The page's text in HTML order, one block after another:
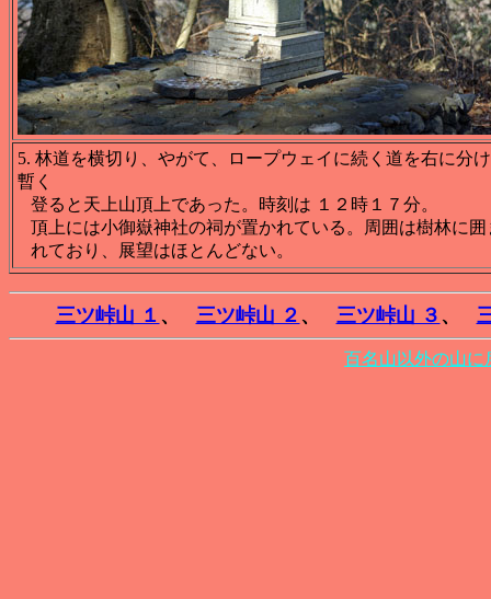
5. 林道を横切り、やがて、ロープウェイに続く道を右に分
暫く
登ると天上山頂上であった。時刻は １２時１７分。
頂上には小御嶽神社の祠が置かれている。周囲は樹林に囲
れており、展望はほとんどない。
三ツ峠山 １ 、 三ツ峠山 ２ 、 三ツ峠山 ３ 、
百名山以外の山に